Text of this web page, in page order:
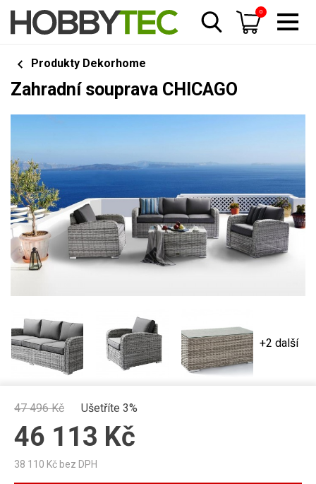
0
Produkty Dekorhome
Zahradní souprava CHICAGO
+2 další
47 496Kč Ušetříte 3%
46 113 Kč
38 110 Kč bez DPH